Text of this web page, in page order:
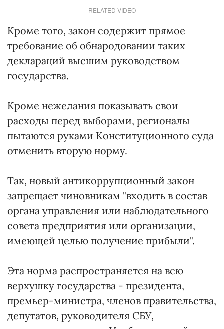
RELATED VIDEO
Кроме того, закон содержит прямое
требование об обнародовании таких
деклараций высшим руководством
государства.
Кроме нежелания показывать свои
расходы перед выборами, регионалы
пытаются руками Конституционного суда
отменить вторую норму.
Так, новый антикоррупционный закон
запрещает чиновникам "входить в состав
органа управления или наблюдательного
совета предприятия или организации,
имеющей целью получение прибыли".
Эта норма распространяется на всю
верхушку государства - президента,
премьер-министра, членов правительства,
депутатов, руководителя СБУ,